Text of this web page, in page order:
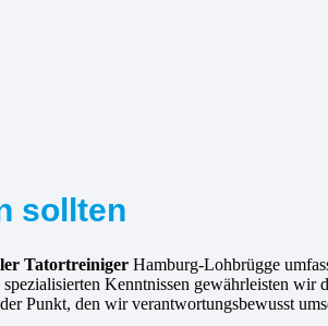
sollten
Tatortreiniger Hamburg-Lohbrügge
Kenntnissen gewährleisten
Punkt, den wir verantwortungsbewusst